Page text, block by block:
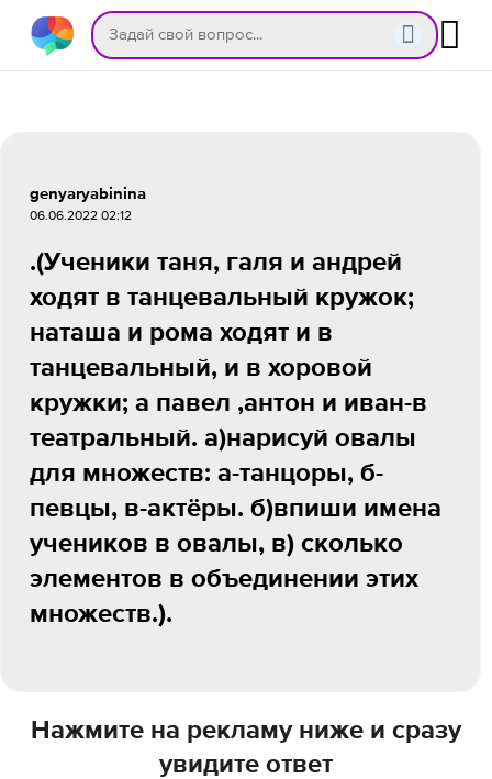
genyaryabinina
06.06.2022 02:12
.(Ученики таня, галя и андрей
ходят в танцевальный кружок;
наташа и рома ходят и в
танцевальный, и в хоровой
кружки; а павел ,антон и иван-в
театральный. а)нарисуй овалы
для множеств: а-танцоры, б-
певцы, в-актёры. б)впиши имена
учеников в овалы, в) сколько
элементов в объединении этих
множеств.).
Нажмите на рекламу ниже и сразу
увидите ответ